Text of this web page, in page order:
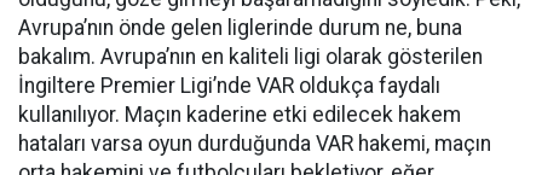
Avrupa’nın önde gelen liglerinde durum ne, buna
bakalım. Avrupa’nın en kaliteli ligi olarak gösterilen
İngiltere Premier Ligi’nde VAR oldukça faydalı
kullanılıyor. Maçın kaderine etki edilecek hakem
hataları varsa oyun durduğunda VAR hakemi, maçın